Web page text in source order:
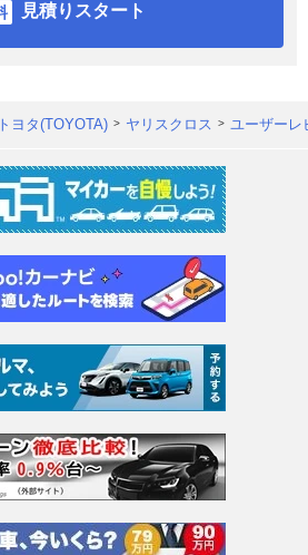
見積りスタート
トヨタ(TOYOTA) ヤリスクロス ユーザーレ